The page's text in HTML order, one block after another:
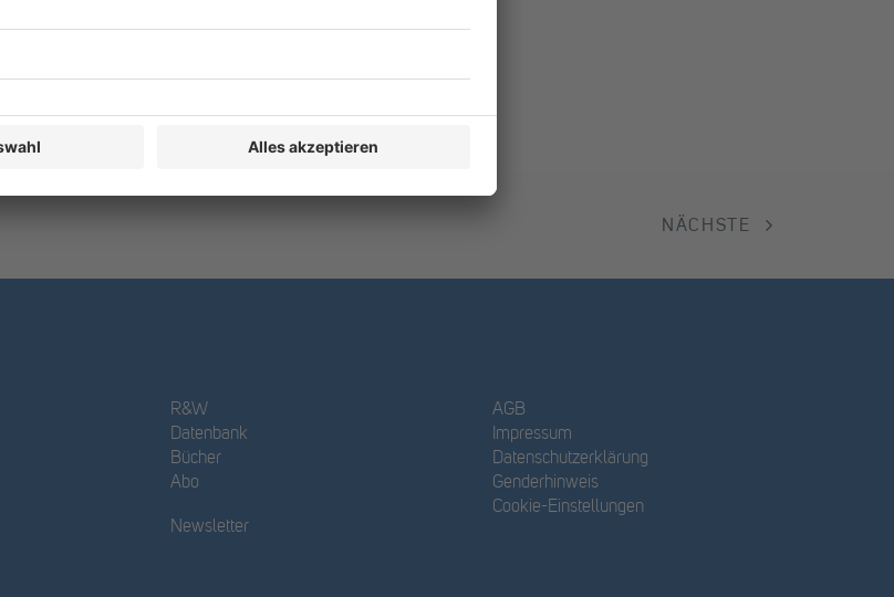
NÄCHSTE
R&W
Datenbank
Bücher
Abo
Newsletter
AGB
Impressum
Datenschutzerklärung
Genderhinweis
Cookie-Einstellungen